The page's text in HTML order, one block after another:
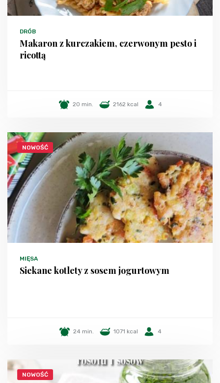
DRÓB
Makaron z kurczakiem, czerwonym pesto i
ricottą
20 min. 2162 kcal 4
NOWOŚĆ
MIĘSA
Siekane kotlety z sosem jogurtowym
24 min. 1071 kcal 4
NOWOŚĆ